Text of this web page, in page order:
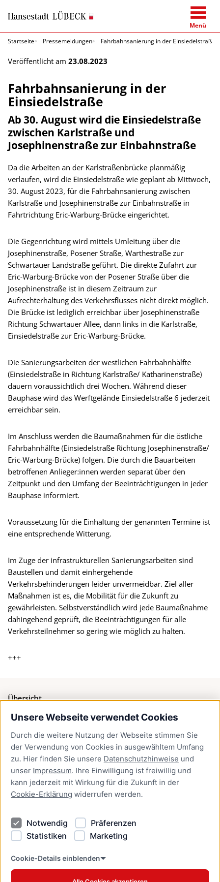
Unsere Webseite verwendet Cookies
Durch die weitere Nutzung der Webseite stimmen Sie
der Verwendung von Cookies in ausgewähltem Umfang
zu. Hier finden Sie unsere Datenschutzhinweise und
unser Impressum. Ihre Einwilligung ist freiwillig und
kann jederzeit mit Wirkung für die Zukunft in der
Cookie-Erklärung widerrufen werden.
Notwendig
Präferenzen
Statistiken
Marketing
Cookie-Details einblenden
Menü
Startseite
Pressemeldungen Fahrbahnsanierung in der Einsiedelstraße
Veröffentlicht am 23.08.2023
Fahrbahnsanierung in der
Einsiedelstraße
Ab 30. August wird die Einsiedelstraße
zwischen Karlstraße und
Josephinenstraße zur Einbahnstraße
Da die Arbeiten an der Karlstraßenbrücke planmäßig
verlaufen, wird die Einsiedelstraße wie geplant ab Mittwoch,
30. August 2023, für die Fahrbahnsanierung zwischen
Karlstraße und Josephinenstraße zur Einbahnstraße in
Fahrtrichtung Eric-Warburg-Brücke eingerichtet.
Die Gegenrichtung wird mittels Umleitung über die
Josephinenstraße, Posener Straße, Warthestraße zur
Schwartauer Landstraße geführt. Die direkte Zufahrt zur
Eric-Warburg-Brücke von der Posener Straße über die
Josephinenstraße ist in diesem Zeitraum zur
Aufrechterhaltung des Verkehrsflusses nicht direkt möglich.
Die Brücke ist lediglich erreichbar über Josephinenstraße
Richtung Schwartauer Allee, dann links in die Karlstraße,
Einsiedelstraße zur Eric-Warburg-Brücke.
Die Sanierungsarbeiten der westlichen Fahrbahnhälfte
(Einsiedelstraße in Richtung Karlstraße/ Katharinenstraße)
dauern voraussichtlich drei Wochen. Während dieser
Bauphase wird das Werftgelände Einsiedelstraße 6 jederzeit
erreichbar sein.
Im Anschluss werden die Baumaßnahmen für die östliche
Fahrbahnhälfte (Einsiedelstraße Richtung Josephinenstraße/
Eric-Warburg-Brücke) folgen. Die durch die Bauarbeiten
betroffenen Anlieger:innen werden separat über den
Zeitpunkt und den Umfang der Beeinträchtigungen in jeder
Bauphase informiert.
Voraussetzung für die Einhaltung der genannten Termine ist
eine entsprechende Witterung.
Im Zuge der infrastrukturellen Sanierungsarbeiten sind
Baustellen und damit einhergehende
Verkehrsbehinderungen leider unvermeidbar. Ziel aller
Maßnahmen ist es, die Mobilität für die Zukunft zu
gewährleisten. Selbstverständlich wird jede Baumaßnahme
dahingehend geprüft, die Beeinträchtigungen für alle
Verkehrsteilnehmer so gering wie möglich zu halten.
+++
Übersicht
Bürgerservice
Presse
Newsletter Lübeck:kompakt
Kontakt
Kontakt
Datenschutzhinweise
Barrierefreiheit
Cookie Erklärung